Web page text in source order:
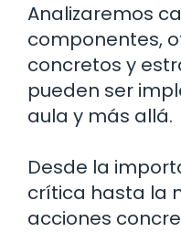
Analizaremos
componentes,
concretos y
pueden ser
aula y más allá.
Desde la
crítica hasta la
acciones